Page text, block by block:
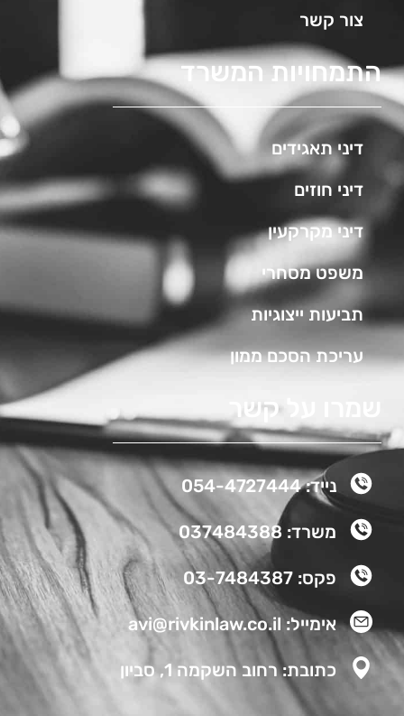
צור קשר
התמחויות המשרד
דיני תאגידים
דיני חוזים
דיני מקרקעין
משפט מסחרי
תביעות ייצוגיות
עריכת הסכם ממון
שמרו על קשר
נייד: 054-4727444
משרד: 037484388
פקס: 03-7484387
אימייל: avi@rivkinlaw.co.il
כתובת: רחוב השקמה 1, סביון